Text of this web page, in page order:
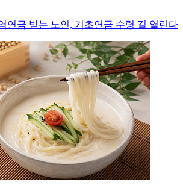
연금 받는 노인, 기초연금 수령 길 열린다